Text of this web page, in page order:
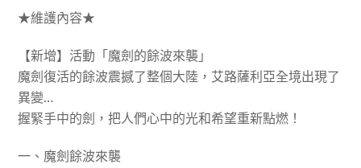
★維護內容★
【新增】活動「魔劍的餘波來襲」
魔劍復活的餘波震撼了整個大陸，艾路薩利亞全境出現了
異變…
握緊手中的劍，把人們心中的光和希望重新點燃！
一、魔劍餘波來襲